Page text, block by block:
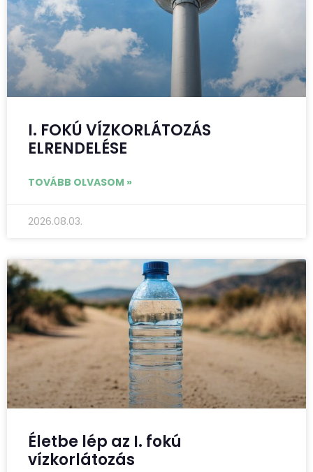
I. FOKÚ VÍZKORLÁTOZÁS
ELRENDELÉSE
TOVÁBB OLVASOM »
2026.08.03.
Életbe lép az I. fokú
vízkorlátozás